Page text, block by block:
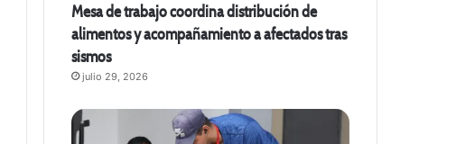
Mesa de trabajo coordina distribución de
alimentos y acompañamiento a afectados tras
sismos
julio 29, 2026